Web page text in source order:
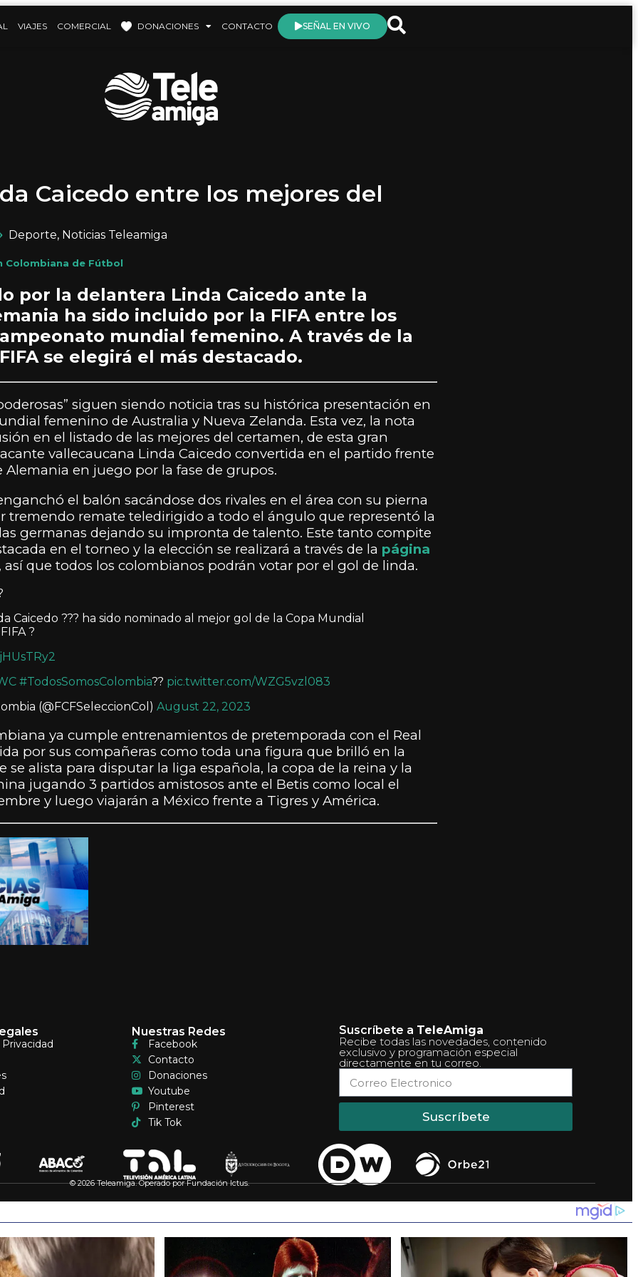
VIAJES COMERCIAL DONACIONES CONTACTO SEÑAL EN VIVO
Caicedo entre los mejores del
Deporte, Noticias Teleamiga
Colombiana de Fútbol
por la delantera Linda Caicedo ante la
ha sido incluido por la FIFA entre los
mundial femenino. A través de la
se elegirá el más destacado.
siguen siendo noticia tras su histórica presentación en
femenino de Australia y Nueva Zelanda. Esta vez, la nota
en el listado de las mejores del certamen, de esta gran
vallecaucana Linda Caicedo convertida en el partido frente
Alemania en juego por la fase de grupos.
el balón sacándose dos rivales en el área con su pierna
tremendo remate teledirigido a todo el ángulo que representó la
germanas dejando su impronta de talento. Este tanto compite
en el torneo y la elección se realizará a través de la página
así que todos los colombianos podrán votar por el gol de linda.
Caicedo ??? ha sido nominado al mejor gol de la Copa Mundial
?
#TodosSomosColombia?? pic.twitter.com/WZG5vzl083
(@FCFSeleccionCol) August 22, 2023
ya cumple entrenamientos de pretemporada con el Real
por sus compañeras como toda una figura que brilló en la
se alista para disputar la liga española, la copa de la reina y la
jugando 3 partidos amistosos ante el Betis como local el
y luego viajarán a México frente a Tigres y América.
Nuestras Redes
Facebook
Contacto
Donaciones
Youtube
Pinterest
Tik Tok
Suscríbete a TeleAmiga
Recibe todas las novedades, contenido
exclusivo y programación especial
directamente en tu correo.
Suscríbete
© 2026 Teleamiga. Operado por Fundación Ictus.